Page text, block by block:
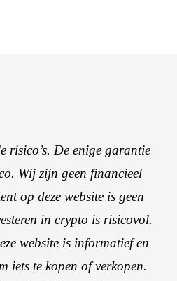
risico’s. De enige garantie
Wij zijn geen financieel
op deze website is geen
in crypto is risicovol.
website is informatief en
iets te kopen of verkopen.